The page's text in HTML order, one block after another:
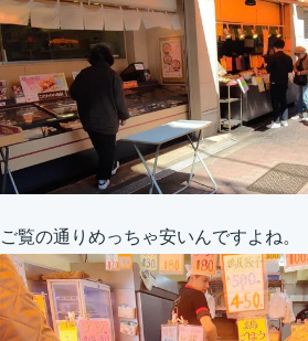
ご覧の通りめっちゃ安いんですよね。